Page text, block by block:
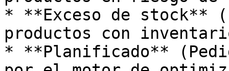
* **Exceso de stock**
productos con
* **Planificado**